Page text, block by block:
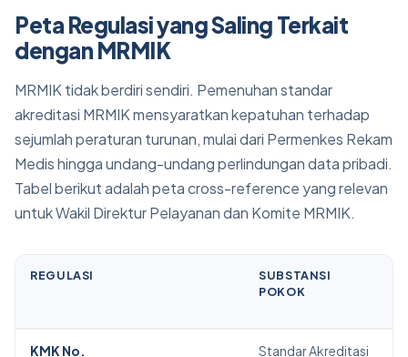
Peta Regulasi yang Saling Terkait
dengan MRMIK
MRMIK tidak berdiri sendiri. Pemenuhan standar
akreditasi MRMIK mensyaratkan kepatuhan terhadap
sejumlah peraturan turunan, mulai dari Permenkes Rekam
Medis hingga undang-undang perlindungan data pribadi.
Tabel berikut adalah peta cross-reference yang relevan
untuk Wakil Direktur Pelayanan dan Komite MRMIK.
REGULASI
SUBSTANSI
POKOK
KMK No. Standar Akreditasi